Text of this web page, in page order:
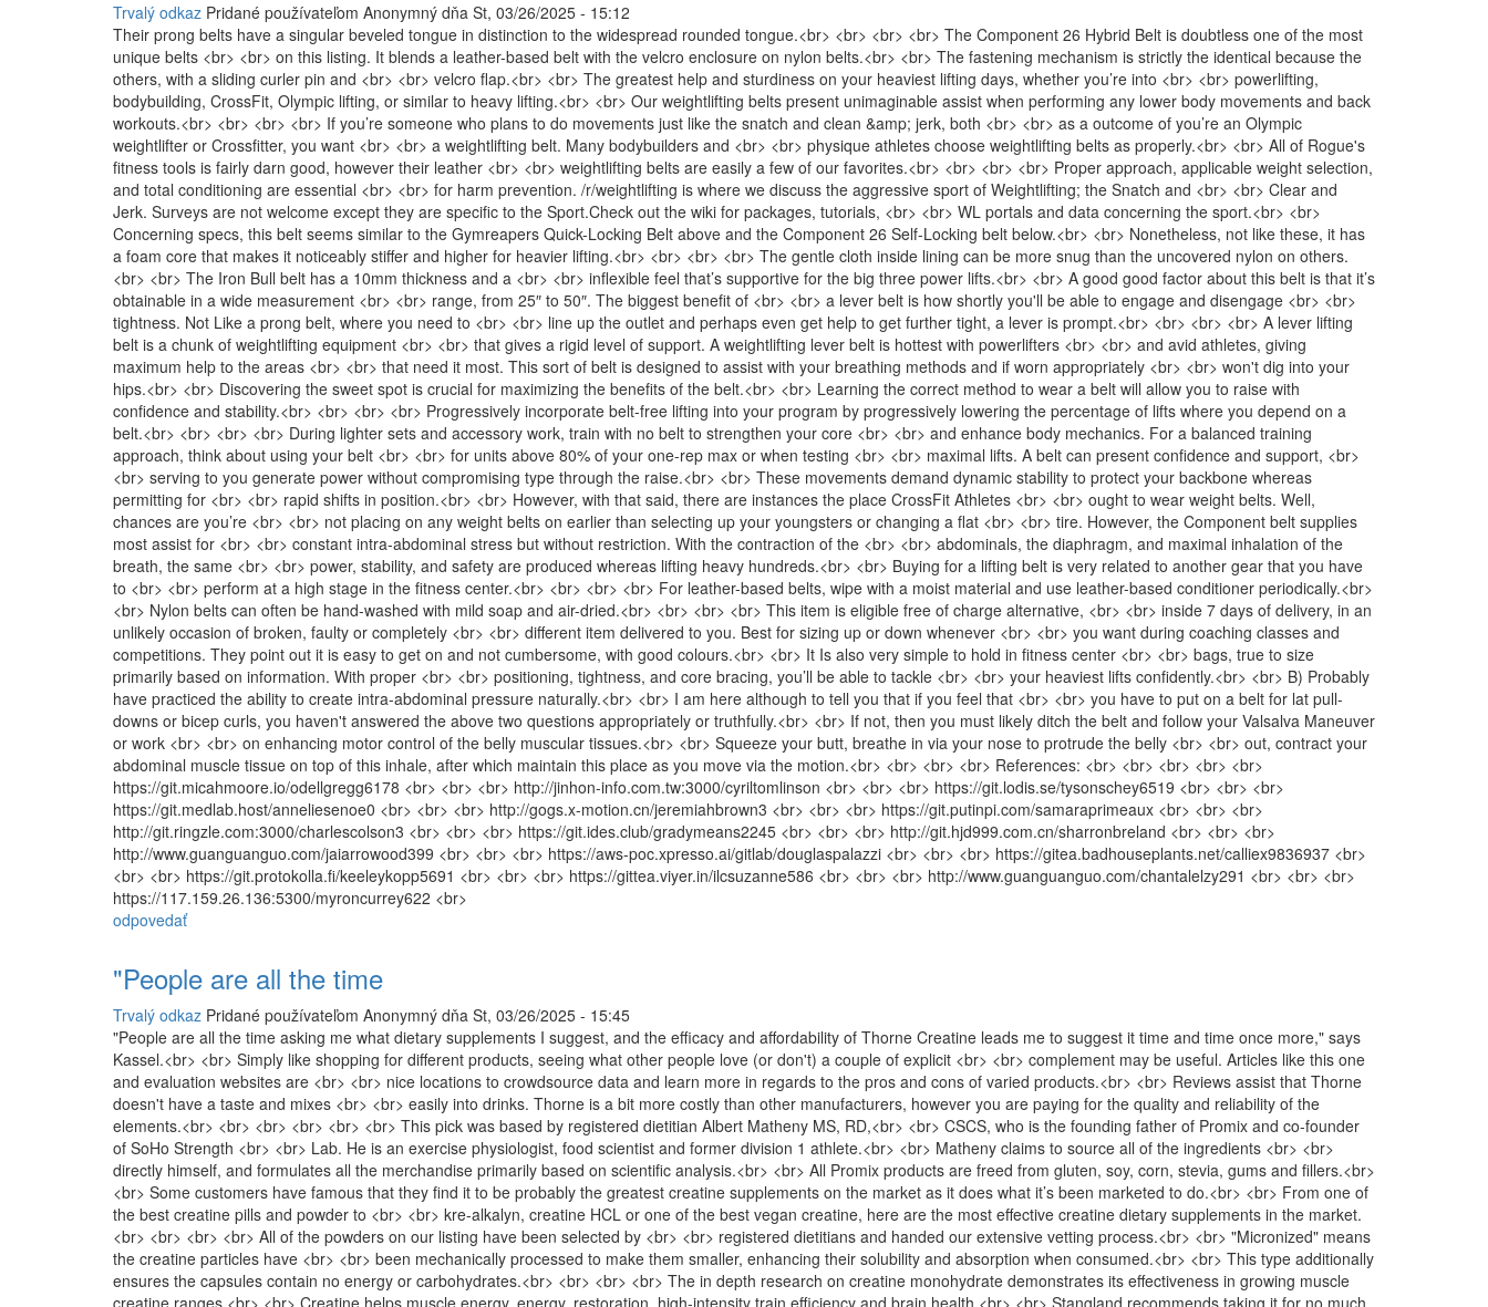
Trvalý odkaz Pridané používateľom Anonymný dňa St, 03/26/2025 - 15:12
Their prong belts have a singular beveled tongue in distinction to the widespread rounded tongue.<br> <br> <br> <br> The Component 26 Hybrid Belt is doubtless one of the most
unique belts <br> <br> on this listing. It blends a leather-based belt with the velcro enclosure on nylon belts.<br> <br> The fastening mechanism is strictly the identical because the
others, with a sliding curler pin and <br> <br> velcro flap.<br> <br> The greatest help and sturdiness on your heaviest lifting days, whether you’re into <br> <br> powerlifting,
bodybuilding, CrossFit, Olympic lifting, or similar to heavy lifting.<br> <br> Our weightlifting belts present unimaginable assist when performing any lower body movements and back
workouts.<br> <br> <br> <br> If you’re someone who plans to do movements just like the snatch and clean &amp; jerk, both <br> <br> as a outcome of you’re an Olympic
weightlifter or Crossfitter, you want <br> <br> a weightlifting belt. Many bodybuilders and <br> <br> physique athletes choose weightlifting belts as properly.<br> <br> All of Rogue's
fitness tools is fairly darn good, however their leather <br> <br> weightlifting belts are easily a few of our favorites.<br> <br> <br> <br> Proper approach, applicable weight selection,
and total conditioning are essential <br> <br> for harm prevention. /r/weightlifting is where we discuss the aggressive sport of Weightlifting; the Snatch and <br> <br> Clear and
Jerk. Surveys are not welcome except they are specific to the Sport.Check out the wiki for packages, tutorials, <br> <br> WL portals and data concerning the sport.<br> <br>
Concerning specs, this belt seems similar to the Gymreapers Quick-Locking Belt above and the Component 26 Self-Locking belt below.<br> <br> Nonetheless, not like these, it has
a foam core that makes it noticeably stiffer and higher for heavier lifting.<br> <br> <br> <br> The gentle cloth inside lining can be more snug than the uncovered nylon on others.
<br> <br> The Iron Bull belt has a 10mm thickness and a <br> <br> inflexible feel that’s supportive for the big three power lifts.<br> <br> A good good factor about this belt is that it’s
obtainable in a wide measurement <br> <br> range, from 25″ to 50″. The biggest benefit of <br> <br> a lever belt is how shortly you'll be able to engage and disengage <br> <br>
tightness. Not Like a prong belt, where you need to <br> <br> line up the outlet and perhaps even get help to get further tight, a lever is prompt.<br> <br> <br> <br> A lever lifting
belt is a chunk of weightlifting equipment <br> <br> that gives a rigid level of support. A weightlifting lever belt is hottest with powerlifters <br> <br> and avid athletes, giving
maximum help to the areas <br> <br> that need it most. This sort of belt is designed to assist with your breathing methods and if worn appropriately <br> <br> won't dig into your
hips.<br> <br> Discovering the sweet spot is crucial for maximizing the benefits of the belt.<br> <br> Learning the correct method to wear a belt will allow you to raise with
confidence and stability.<br> <br> <br> <br> Progressively incorporate belt-free lifting into your program by progressively lowering the percentage of lifts where you depend on a
belt.<br> <br> <br> <br> During lighter sets and accessory work, train with no belt to strengthen your core <br> <br> and enhance body mechanics. For a balanced training
approach, think about using your belt <br> <br> for units above 80% of your one-rep max or when testing <br> <br> maximal lifts. A belt can present confidence and support, <br>
<br> serving to you generate power without compromising type through the raise.<br> <br> These movements demand dynamic stability to protect your backbone whereas
permitting for <br> <br> rapid shifts in position.<br> <br> However, with that said, there are instances the place CrossFit Athletes <br> <br> ought to wear weight belts. Well,
chances are you’re <br> <br> not placing on any weight belts on earlier than selecting up your youngsters or changing a flat <br> <br> tire. However, the Component belt supplies
most assist for <br> <br> constant intra-abdominal stress but without restriction. With the contraction of the <br> <br> abdominals, the diaphragm, and maximal inhalation of the
breath, the same <br> <br> power, stability, and safety are produced whereas lifting heavy hundreds.<br> <br> Buying for a lifting belt is very related to another gear that you have
to <br> <br> perform at a high stage in the fitness center.<br> <br> <br> <br> For leather-based belts, wipe with a moist material and use leather-based conditioner periodically.<br>
<br> Nylon belts can often be hand-washed with mild soap and air-dried.<br> <br> <br> <br> This item is eligible free of charge alternative, <br> <br> inside 7 days of delivery, in an
unlikely occasion of broken, faulty or completely <br> <br> different item delivered to you. Best for sizing up or down whenever <br> <br> you want during coaching classes and
competitions. They point out it is easy to get on and not cumbersome, with good colours.<br> <br> It Is also very simple to hold in fitness center <br> <br> bags, true to size
primarily based on information. With proper <br> <br> positioning, tightness, and core bracing, you’ll be able to tackle <br> <br> your heaviest lifts confidently.<br> <br> B) Probably
have practiced the ability to create intra-abdominal pressure naturally.<br> <br> I am here although to tell you that if you feel that <br> <br> you have to put on a belt for lat pull-
downs or bicep curls, you haven't answered the above two questions appropriately or truthfully.<br> <br> If not, then you must likely ditch the belt and follow your Valsalva Maneuver
or work <br> <br> on enhancing motor control of the belly muscular tissues.<br> <br> Squeeze your butt, breathe in via your nose to protrude the belly <br> <br> out, contract your
abdominal muscle tissue on top of this inhale, after which maintain this place as you move via the motion.<br> <br> <br> <br> References: <br> <br> <br> <br> <br>
https://git.micahmoore.io/odellgregg6178 <br> <br> <br> http://jinhon-info.com.tw:3000/cyriltomlinson <br> <br> <br> https://git.lodis.se/tysonschey6519 <br> <br> <br>
https://git.medlab.host/anneliesenoe0 <br> <br> <br> http://gogs.x-motion.cn/jeremiahbrown3 <br> <br> <br> https://git.putinpi.com/samaraprimeaux <br> <br> <br>
http://git.ringzle.com:3000/charlescolson3 <br> <br> <br> https://git.ides.club/gradymeans2245 <br> <br> <br> http://git.hjd999.com.cn/sharronbreland <br> <br> <br>
http://www.guanguanguo.com/jaiarrowood399 <br> <br> <br> https://aws-poc.xpresso.ai/gitlab/douglaspalazzi <br> <br> <br> https://gitea.badhouseplants.net/calliex9836937 <br>
<br> <br> https://git.protokolla.fi/keeleykopp5691 <br> <br> <br> https://gittea.viyer.in/ilcsuzanne586 <br> <br> <br> http://www.guanguanguo.com/chantalelzy291 <br> <br> <br>
https://117.159.26.136:5300/myroncurrey622 <br>
odpovedať
"People are all the time
Trvalý odkaz Pridané používateľom Anonymný dňa St, 03/26/2025 - 15:45
"People are all the time asking me what dietary supplements I suggest, and the efficacy and affordability of Thorne Creatine leads me to suggest it time and time once more," says
Kassel.<br> <br> Simply like shopping for different products, seeing what other people love (or don't) a couple of explicit <br> <br> complement may be useful. Articles like this one
and evaluation websites are <br> <br> nice locations to crowdsource data and learn more in regards to the pros and cons of varied products.<br> <br> Reviews assist that Thorne
doesn't have a taste and mixes <br> <br> easily into drinks. Thorne is a bit more costly than other manufacturers, however you are paying for the quality and reliability of the
elements.<br> <br> <br> <br> <br> <br> This pick was based by registered dietitian Albert Matheny MS, RD,<br> <br> CSCS, who is the founding father of Promix and co-founder
of SoHo Strength <br> <br> Lab. He is an exercise physiologist, food scientist and former division 1 athlete.<br> <br> Matheny claims to source all of the ingredients <br> <br>
directly himself, and formulates all the merchandise primarily based on scientific analysis.<br> <br> All Promix products are freed from gluten, soy, corn, stevia, gums and fillers.<br>
<br> Some customers have famous that they find it to be probably the greatest creatine supplements on the market as it does what it’s been marketed to do.<br> <br> From one of
the best creatine pills and powder to <br> <br> kre-alkalyn, creatine HCL or one of the best vegan creatine, here are the most effective creatine dietary supplements in the market.
<br> <br> <br> <br> All of the powders on our listing have been selected by <br> <br> registered dietitians and handed our extensive vetting process.<br> <br> "Micronized" means
the creatine particles have <br> <br> been mechanically processed to make them smaller, enhancing their solubility and absorption when consumed.<br> <br> This type additionally
ensures the capsules contain no energy or carbohydrates.<br> <br> <br> <br> The in depth research on creatine monohydrate demonstrates its effectiveness in growing muscle
creatine ranges.<br> <br> Creatine helps muscle energy, energy, restoration, high-intensity train efficiency and brain health.<br> <br> Stangland recommends taking it for no much